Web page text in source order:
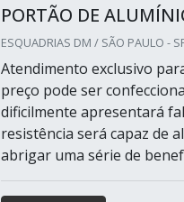
PORTÃO DE
ESQUADRIAS DM / SÃO PAULO -
Atendimento exclusivo
preço pode ser
dificilmente apresentará
resistência será capaz de
abrigar uma série de